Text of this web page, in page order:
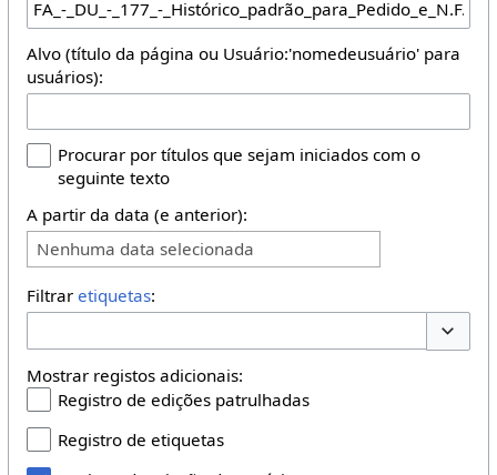
Alvo (título da página ou Usuário:'nomedeusuário' para
usuários):
Procurar por títulos que sejam iniciados com o
seguinte texto
A partir da data (e anterior):
Nenhuma data selecionada
Filtrar etiquetas:
Mostrar registos adicionais:
Registro de edições patrulhadas
Registro de etiquetas